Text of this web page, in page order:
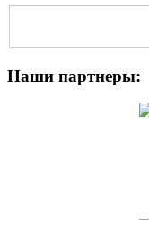
Наши партнеры: